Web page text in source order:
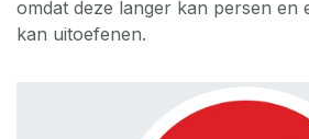
omdat deze langer kan persen en
kan uitoefenen.